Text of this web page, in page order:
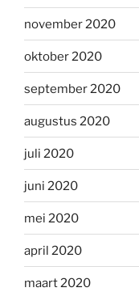
november 2020
oktober 2020
september 2020
augustus 2020
juli 2020
juni 2020
mei 2020
april 2020
maart 2020